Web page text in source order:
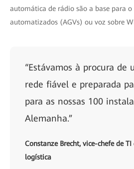
automática de rádio são a base para o
automatizados (AGVs) ou voz sobre
“Estávamos à procura de
rede fiável e preparada
para as nossas 100
Alemanha.”
Constanze Brecht, vice-chefe de
logística